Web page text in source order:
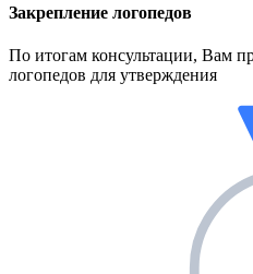
Закрепление логопедов
По итогам консультации, Вам
логопедов для утверждения